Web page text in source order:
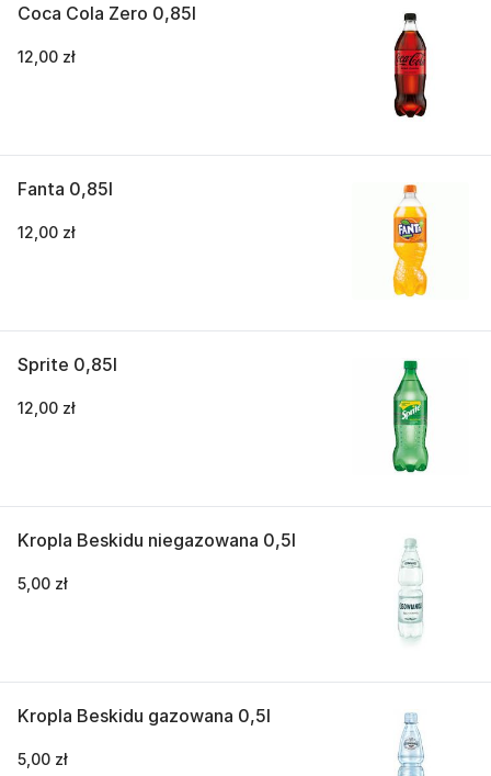
Coca Cola Zero 0,85l
12,00 zł
Fanta 0,85l
12,00 zł
Sprite 0,85l
12,00 zł
Kropla Beskidu niegazowana 0,5l
5,00 zł
Kropla Beskidu gazowana 0,5l
5,00 zł